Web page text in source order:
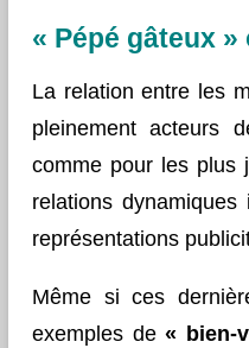
« Pépé gâteux »
La relation entre les
pleinement acteurs
comme pour les plus
relations
représentations
Même si ces
exemples de « bien-